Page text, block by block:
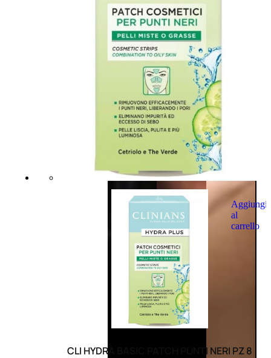
Aggiungi
al
carrello
CLI HYDRA BASIC PATCH PUNTI NERI PZ 8